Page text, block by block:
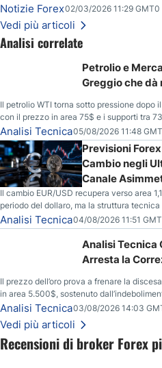
Recensioni di broker Forex
livelli da monitorare.
Notizie Forex02/03/2026 11:29 GMT0
Vedi più articoli
Analisi correlate
Petrolio e
Greggio che
Il petrolio WTI torna sotto pressione dopo
con il prezzo in area 75$ e i supporti tra
ribasso potrà estendersi verso quota 70$.
Analisi Tecnica05/08/2026 11:48
Previsioni
Cambio negli
Canale
Il cambio EUR/USD recupera verso area
periodo del dollaro, ma la struttura
asimmetrico short continua a contenere il
Analisi Tecnica04/08/2026 11:51
Analisi Tecnica
Arresta la
Il prezzo dell’oro prova a frenare la
in area 5.500$, sostenuto
resistenza chiave tra 4.110$ e 4.120$.
Analisi Tecnica03/08/2026 14:03
Vedi più articoli